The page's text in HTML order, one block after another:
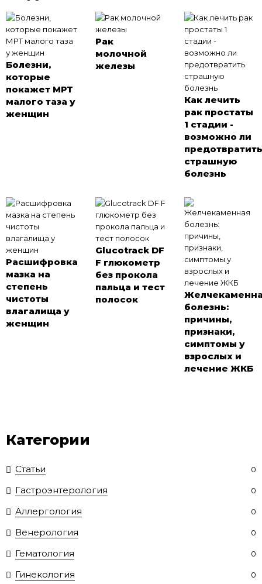
Болезни,
которые
покажет МРТ
малого таза у
женщин
Рак
молочной
железы
Как лечить
рак простаты
1 стадии -
возможно ли
страшную
болезнь
Расшифровка
мазка на
степень
чистоты
влагалища у
женщин
Glucotrack DF
F глюкометр
без прокола
пальца и тест
полосок
болезнь:
причины,
признаки,
симптомы у
взрослых и
лечение ЖКБ
Категории
Статьи 0
Гастроэнтерология 0
Аллергология 0
Венерология 0
Гематология 0
Гинекология 0